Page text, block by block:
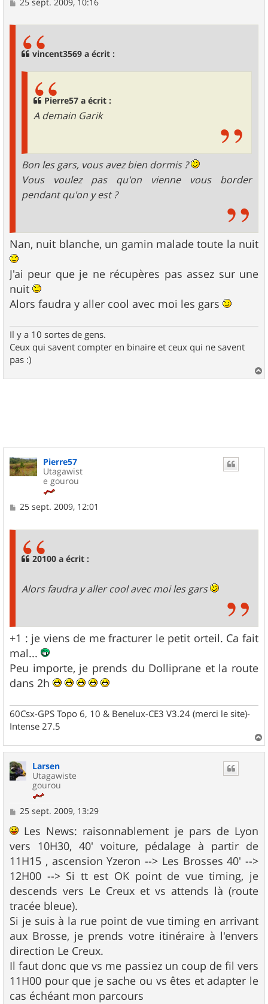
vincent3569 a écrit :
Pierre57 a écrit :
A demain Garik
Bon les gars, vous avez bien dormis ?
Vous voulez pas qu'on vienne vous border
pendant qu'on y est ?
Nan, nuit blanche, un gamin malade toute la nuit
J'ai peur que je ne récupères pas assez sur une
nuit
Alors faudra y aller cool avec moi les gars
Il y a 10 sortes de gens.
Ceux qui savent compter en binaire et ceux qui ne savent
pas :)
a
Pierre57
Utagawist
e gourou
M
25 sept. 2009, 12:01
20100 a écrit :
Alors faudra y aller cool avec moi les gars
+1 : je viens de me fracturer le petit orteil. Ca fait
mal...
Peu importe, je prends du Dolliprane et la route
dans 2h
60Csx-GPS Topo 6, 10 & Benelux-CE3 V3.24 (merci le site)-
Intense 27.5
a
Larsen
Utagawiste
gourou
M
s
a
g
e
25 sept. 2009, 13:29
Les News: raisonnablement je pars de Lyon
vers 10H30, 40' voiture, pédalage à partir de
11H15 , ascension Yzeron --> Les Brosses 40' -->
12H00 --> Si tt est OK point de vue timing, je
descends vers Le Creux et vs attends là (route
tracée bleue).
Si je suis à la rue point de vue timing en arrivant
aux Brosse, je prends votre itinéraire à l'envers
direction Le Creux.
Il faut donc que vs me passiez un coup de fil vers
11H00 pour que je sache ou vs êtes et adapter le
cas échéant mon parcours